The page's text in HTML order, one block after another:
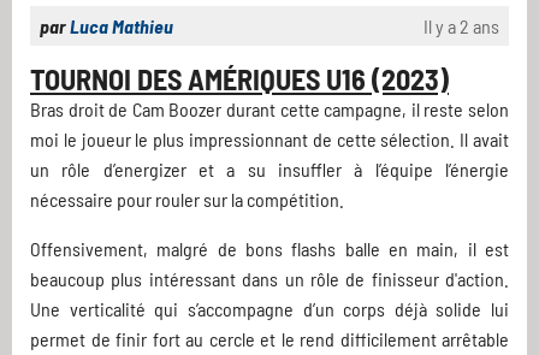
parLuca Mathieu Il y a 2 ans
TOURNOI DES AMÉRIQUES U16 (2023)
Bras droit de Cam Boozer durant cette campagne, il reste selon
moi le joueur le plus impressionnant de cette sélection. Il avait
un rôle d’energizer et a su insuffler à l’équipe l’énergie
nécessaire pour rouler sur la compétition.
Offensivement, malgré de bons flashs balle en main, il est
beaucoup plus intéressant dans un rôle de finisseur d'action.
Une verticalité qui s’accompagne d’un corps déjà solide lui
permet de finir fort au cercle et le rend difficilement arrêtable